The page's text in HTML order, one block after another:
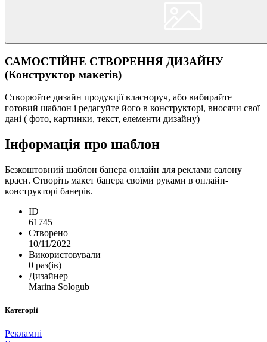
САМОСТІЙНЕ СТВОРЕННЯ ДИЗАЙНУ
(Конструктор макетів)
Створюйте дизайн продукції власноруч, або вибирайте
готовий шаблон і редагуйте його в конструкторі, вносячи свої
дані ( фото, картинки, текст, елементи дизайну)
Інформація про шаблон
Безкоштовний шаблон банера онлайн для реклами салону
краси. Створіть макет банера своїми руками в онлайн-
конструкторі банерів.
ID
61745
Створено
10/11/2022
Використовували
0 раз(ів)
Дизайнер
Marina Sologub
Категорії
Рекламні